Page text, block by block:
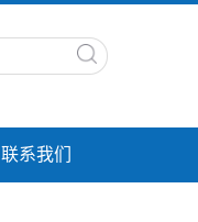
联系我们